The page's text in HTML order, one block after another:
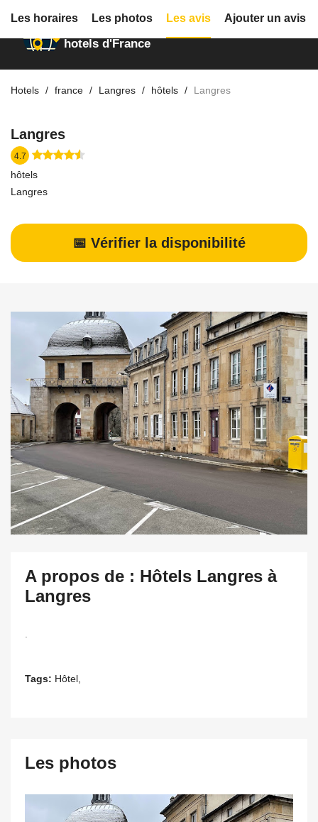
Annuaire des
hotels d'France
Hotels france Langres hôtels Langres
Langres
4.7
hôtels
Langres
📅 Vérifier la disponibilité
Les horaires Les photos Les avis Ajouter un avis
A propos de : Hôtels Langres à
Langres
Tags: Hôtel,
Les photos